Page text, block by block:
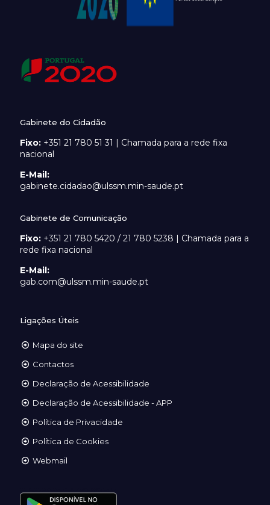
Gabinete do Cidadão
Fixo: +351 21 780 51 31 | Chamada para a rede fixa
nacional
E-Mail:
gabinete.cidadao@ulssm.min-saude.pt
Gabinete de Comunicação
Fixo: +351 21 780 5420 / 21 780 5238 | Chamada para a
rede fixa nacional
E-Mail:
gab.com@ulssm.min-saude.pt
Ligações Úteis
Mapa do site
Contactos
Declaração de Acessibilidade
Declaração de Acessibilidade - APP
Política de Privacidade
Política de Cookies
Webmail